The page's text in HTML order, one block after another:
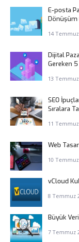
E-posta
Dönüşüm
14
Dijital
Gereken
13
SEO
Sıralara
11
Web
10
vCloud
8 Temmuz
Büyük
7 Temmuz